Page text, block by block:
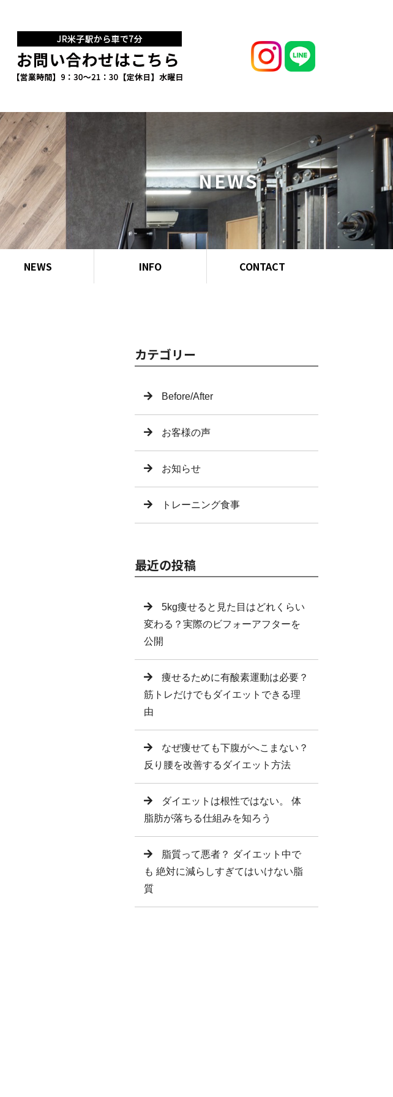
NEWS
NEWS INFO CONTACT
カテゴリー
Before/After
お客様の声
お知らせ
トレーニング食事
最近の投稿
5kg痩せると見た目はどれくらい
変わる？実際のビフォーアフターを
公開
痩せるために有酸素運動は必要？
筋トレだけでもダイエットできる理
由
なぜ痩せても下腹がへこまない？
反り腰を改善するダイエット方法
ダイエットは根性ではない。 体
脂肪が落ちる仕組みを知ろう
脂質って悪者？ ダイエット中で
も 絶対に減らしすぎてはいけない脂
質